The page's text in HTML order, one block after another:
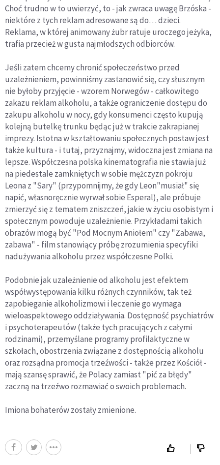
Choć trudno w to uwierzyć, to - jak zwraca uwagę Brzóska -
niektóre z tych reklam adresowane są do… dzieci.
Reklama, w której animowany żubr ratuje uroczego jeżyka,
trafia przecież w gusta najmłodszych odbiorców.
Jeśli zatem chcemy chronić społeczeństwo przed
uzależnieniem, powinniśmy zastanowić się, czy słusznym
nie byłoby przyjęcie - wzorem Norwegów - całkowitego
zakazu reklam alkoholu, a także ograniczenie dostępu do
zakupu alkoholu w nocy, gdy konsumenci często kupują
kolejną butelkę trunku będąc już w trakcie zakrapianej
imprezy. Istotna w kształtowaniu społecznych postaw jest
także kultura - i tutaj, przyznajmy, widoczna jest zmiana na
lepsze. Współczesna polska kinematografia nie stawia już
na piedestale zamkniętych w sobie mężczyzn pokroju
Leona z "Sary" (przypomnijmy, że gdy Leon"musiał" się
napić, własnoręcznie wyrwał sobie Esperal), ale próbuje
zmierzyć się z tematem zniszczeń, jakie w życiu osobistym i
społecznym powoduje uzależnienie. Przykładami takich
obrazów mogą być "Pod Mocnym Aniołem" czy "Zabawa,
zabawa" - film stanowiący próbę zrozumienia specyfiki
nadużywania alkoholu przez współczesne Polki.
Podobnie jak uzależnienie od alkoholu jest efektem
współwystępowania kilku różnych czynników, tak też
zapobieganie alkoholizmowi i leczenie go wymaga
wieloaspektowego oddziaływania. Dostępność psychiatrów
i psychoterapeutów (także tych pracujących z całymi
rodzinami), przemyślane programy profilaktyczne w
szkołach, obostrzenia związane z dostępnością alkoholu
oraz rozsądna promocja trzeźwości - także przez Kościół -
mają szansę sprawić, że Polacy zamiast "pić za błędy"
zaczną na trzeźwo rozmawiać o swoich problemach.
Imiona bohaterów zostały zmienione.